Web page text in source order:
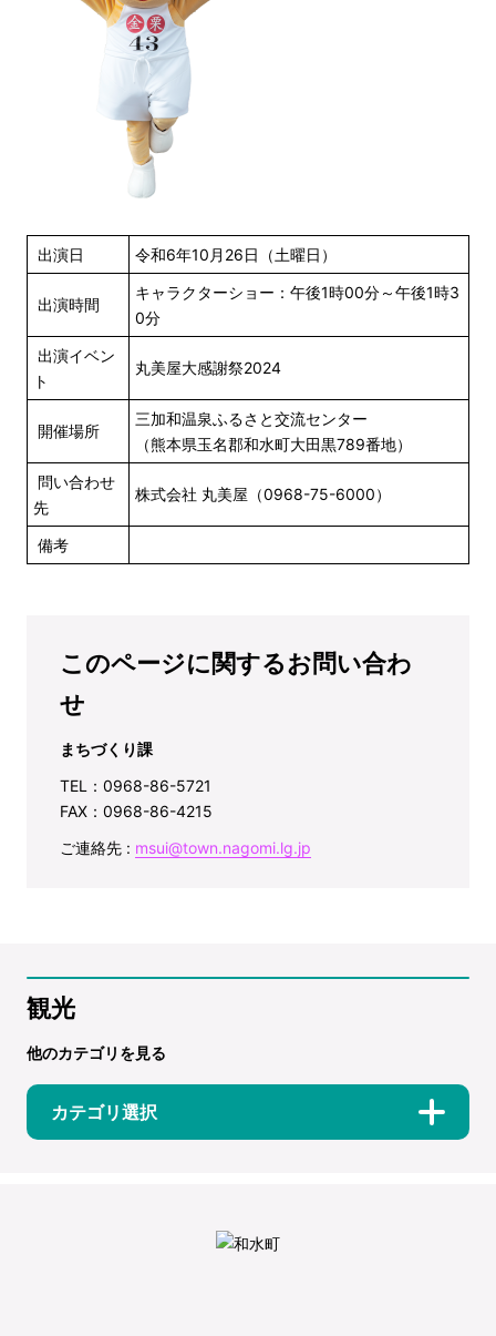
出演日 令和6年10月26日（土曜日）
出演時間
キャラクターショー：午後1時00分～午後1時3
0分
出演イベン
ト
丸美屋大感謝祭2024
開催場所
三加和温泉ふるさと交流センター
（熊本県玉名郡和水町大田黒789番地）
問い合わせ
先
株式会社 丸美屋（0968-75-6000）
備考
このページに関するお問い合わ
せ
まちづくり課
TEL：0968-86-5721
FAX：0968-86-4215
ご連絡先 : msui@town.nagomi.lg.jp
観光
他のカテゴリを見る
カテゴリ選択